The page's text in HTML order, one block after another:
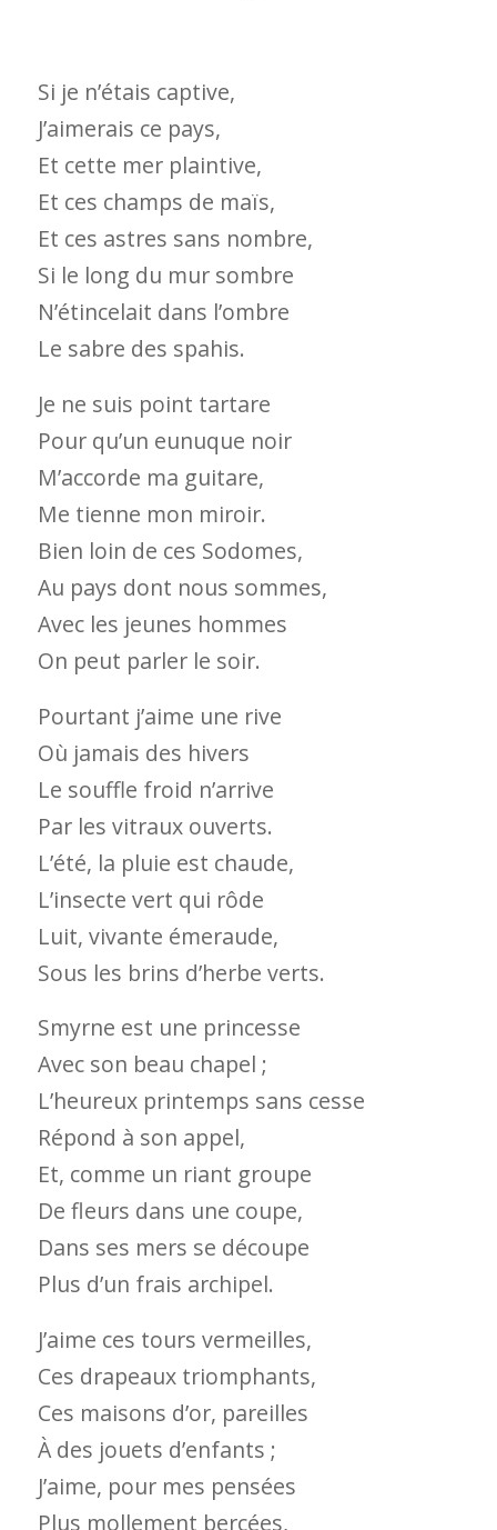
Si je n’étais captive,
J’aimerais ce pays,
Et cette mer plaintive,
Et ces champs de maïs,
Et ces astres sans nombre,
Si le long du mur sombre
N’étincelait dans l’ombre
Le sabre des spahis.
Je ne suis point tartare
Pour qu’un eunuque noir
M’accorde ma guitare,
Me tienne mon miroir.
Bien loin de ces Sodomes,
Au pays dont nous sommes,
Avec les jeunes hommes
On peut parler le soir.
Pourtant j’aime une rive
Où jamais des hivers
Le souffle froid n’arrive
Par les vitraux ouverts.
L’été, la pluie est chaude,
L’insecte vert qui rôde
Luit, vivante émeraude,
Sous les brins d’herbe verts.
Smyrne est une princesse
Avec son beau chapel ;
L’heureux printemps sans cesse
Répond à son appel,
Et, comme un riant groupe
De fleurs dans une coupe,
Dans ses mers se découpe
Plus d’un frais archipel.
J’aime ces tours vermeilles,
Ces drapeaux triomphants,
Ces maisons d’or, pareilles
À des jouets d’enfants ;
J’aime, pour mes pensées
Plus mollement bercées,